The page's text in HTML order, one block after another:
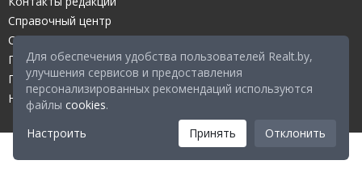
Для обеспечения удобства пользователей Realt.by,
улучшения сервисов и предоставления
персонализированных рекомендаций используются
файлы cookies.
Настроить
Принять Отклонить
Справочный центр
Служба поддержки
Прейскурант
Правовые документы
Настройка файлов cookies